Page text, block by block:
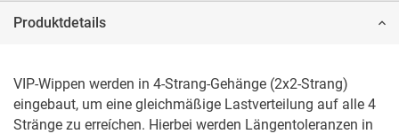
Produktdetails
VIP-Wippen werden in 4-Strang-Gehänge (2x2-Strang)
eingebaut, um eine gleichmäßige Lastverteilung auf alle 4
Stränge zu erreíchen. Hierbei werden Längentoleranzen in